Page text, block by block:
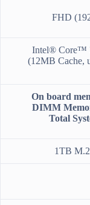
FHD
Intel® Core™
(12MB Cache,
On board
DIMM
Total
1TB